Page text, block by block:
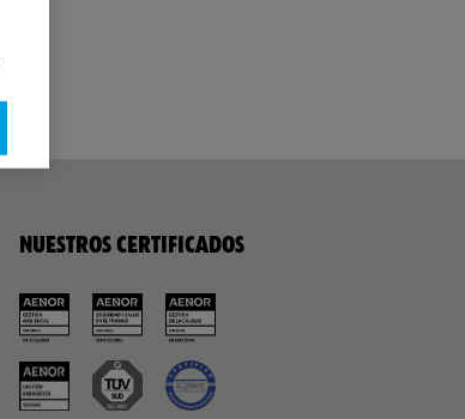
NUESTROS CERTIFICADOS